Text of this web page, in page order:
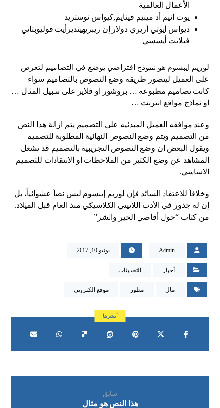
الأعمال العالمية
يوت انيم أد مينيم فينايم,كيواس نوستريد
ديواس أيوتي أريري دولار إن ريبريهينديرأيت فوليوبتاتي
فيلايت أيسسي
لوريم ايبسوم هو نموذج افتراضي يوضع في التصاميم لتعرض
على العميل ليتصور طريقه وضع النصوص بالتصاميم سواء
كانت تصاميم مطبوعه … بروشور او فلاير على سبيل المثال …
او نماذج مواقع انترنت …
وعند موافقه العميل المبدئيه على التصميم يتم ازالة هذا النص
من التصميم ويتم وضع النصوص النهائية المطلوبة للتصميم
ويقول البعض ان وضع النصوص التجريبية بالتصميم قد تشغل
المشاهد عن وضع الكثير من الملاحظات او الانتقادات للتصميم
الاساسي.
وخلافاَ للاعتقاد السائد فإن لوريم إيبسوم ليس نصاَ عشوائياً، بل
إن له جذور في الأدب اللاتيني الكلاسيكي منذ العام قبل الميلاد.
من كتاب “حول أقاصي الخير والشر”
Admin يونيو 10, 2017
أخبار التحديثات
مال مطور موقع الكتروني
سابق
هذا النص هو مثال